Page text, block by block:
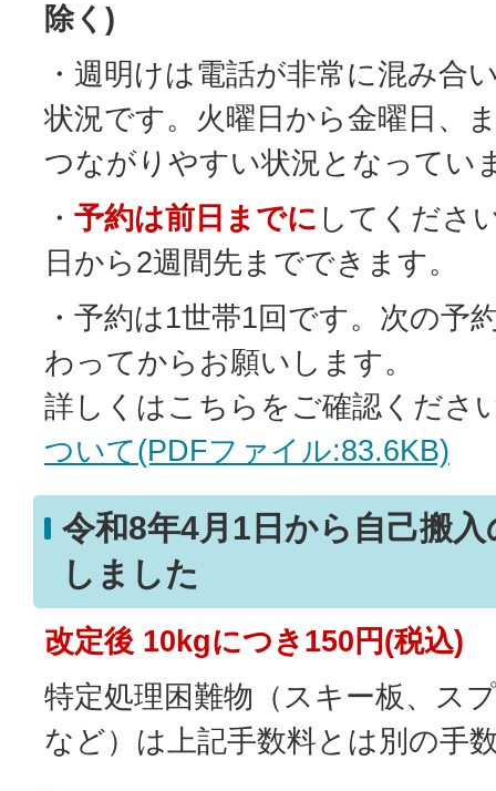
除く)
・週明けは電話が非常に混み合
状況です。火曜日から金曜日、
つながりやすい状況となってい
・ 予約は前日までに してくださ
日から2週間先までできます。
・予約は1世帯1回です。次の予
わってからお願いします。
詳しくはこちらをご確認くださ
ついて(PDFファイル:83.6KB)
令和8年4月1日から自己搬
しました
改定後 10kgにつき150円(税込)
特定処理困難物（スキー板、ス
など）は上記手数料とは別の手